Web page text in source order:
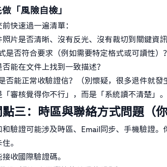
「風險自檢」
快速過一遍清單：
片是否清晰、沒有反光、沒有裁切到關鍵資訊
是否符合要求（例如需要特定格式或可讀性）？
能在文件上找到一致描述？
否能正常收驗證信？（別懷疑，很多退件就發
審核覺得你不行」，而是「系統讀不清楚」
三：時區與聯絡方式問題（
和驗證可能涉及時區、Email同步、手機驗證
。
收國際驗證碼。